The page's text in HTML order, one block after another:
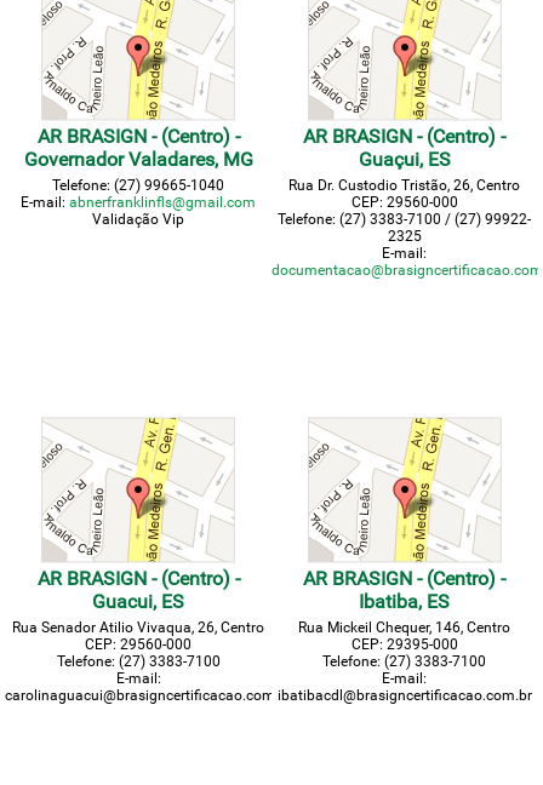
AR BRASIGN - (Centro) -
Governador Valadares, MG
Telefone: (27) 99665-1040
E-mail:abnerfranklinfls@gmail.com
Validação Vip
AR BRASIGN - (Centro) -
Guaçui, ES
Rua Dr. Custodio Tristão, 26, Centro
CEP: 29560-000
Telefone: (27) 3383-7100 / (27) 99922-
2325
E-mail:
AR BRASIGN - (Centro) -
Guacui, ES
Rua Senador Atilio Vivaqua, 26, Centro
CEP: 29560-000
Telefone: (27) 3383-7100
E-mail:
carolinaguacui@brasigncertificacao.com.br
AR BRASIGN - (Centro) -
Ibatiba, ES
Rua Mickeil Chequer, 146, Centro
CEP: 29395-000
Telefone: (27) 3383-7100
E-mail:
ibatibacdl@brasigncertificacao.com.br